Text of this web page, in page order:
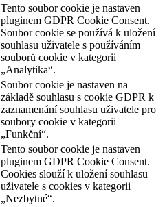
Tento soubor cookie je nastaven
pluginem GDPR Cookie Consent.
Soubor cookie se používá k uložení
souhlasu uživatele s používáním
souborů cookie v kategorii
„Analytika“.
Soubor cookie je nastaven na
základě souhlasu s cookie GDPR k
zaznamenání souhlasu uživatele pro
soubory cookie v kategorii
„Funkční“.
Tento soubor cookie je nastaven
pluginem GDPR Cookie Consent.
Cookies slouží k uložení souhlasu
uživatele s cookies v kategorii
„Nezbytné“.